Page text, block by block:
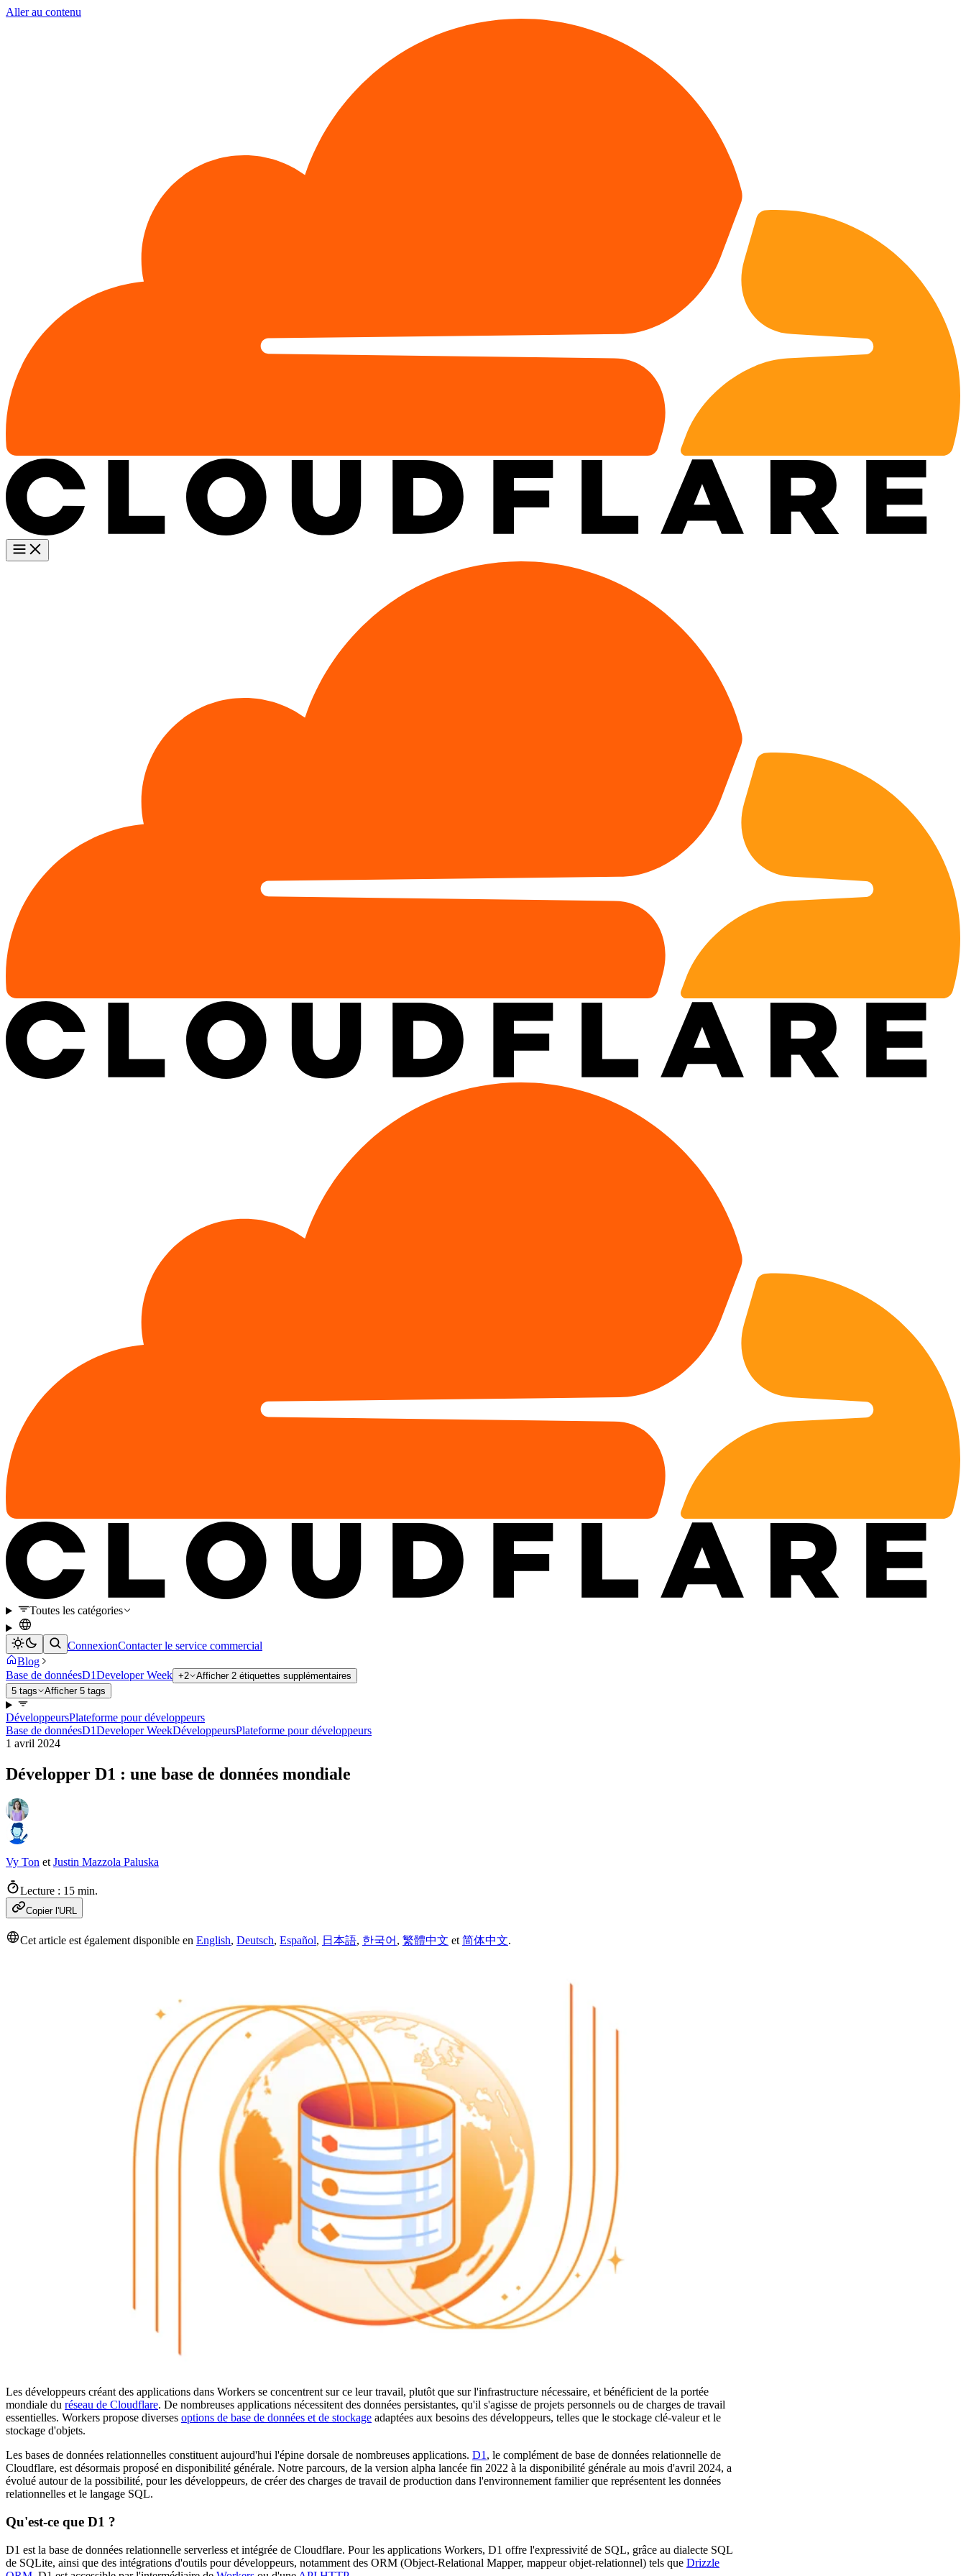
Aller au contenu
Toutes les catégories
ConnexionContacter le service commercial
Blog
Base de donnéesD1Developer Week +2
Afficher 2 étiquettes supplémentaires
5 tags
Afficher 5 tags
DéveloppeursPlateforme pour développeurs
Base de donnéesD1Developer WeekDéveloppeursPlateforme pour développeurs
1 avril 2024
Développer D1 : une base de données mondiale
Vy Ton et Justin Mazzola Paluska
Lecture : 15 min.
Copier l'URL
Cet article est également disponible en English, Deutsch, Español, 日本語, 한국어 , 繁體中文 et 简体中文.
Les développeurs créant des applications dans Workers se concentrent sur ce leur travail, plutôt que sur l'infrastructure nécessaire, et bénéficient de la portée
mondiale du réseau de Cloudflare. De nombreuses applications nécessitent des données persistantes, qu'il s'agisse de projets personnels ou de charges de travail
essentielles. Workers propose diverses options de base de données et de stockage adaptées aux besoins des développeurs, telles que le stockage clé-valeur et le
stockage d'objets.
Les bases de données relationnelles constituent aujourd'hui l'épine dorsale de nombreuses applications. D1, le complément de base de données relationnelle de
Cloudflare, est désormais proposé en disponibilité générale. Notre parcours, de la version alpha lancée fin 2022 à la disponibilité générale au mois d'avril 2024, a
évolué autour de la possibilité, pour les développeurs, de créer des charges de travail de production dans l'environnement familier que représentent les données
relationnelles et le langage SQL.
Qu'est-ce que D1 ?
D1 est la base de données relationnelle serverless et intégrée de Cloudflare. Pour les applications Workers, D1 offre l'expressivité de SQL, grâce au dialecte SQL
de SQLite, ainsi que des intégrations d'outils pour développeurs, notamment des ORM (Object-Relational Mapper, mappeur objet-relationnel) tels que Drizzle